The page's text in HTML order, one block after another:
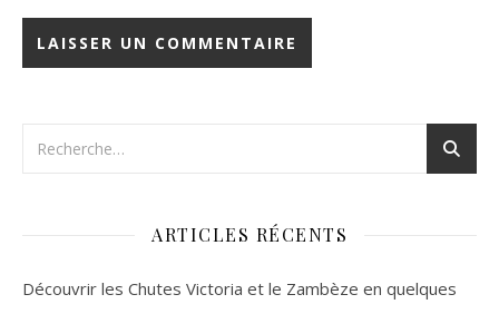
ARTICLES RÉCENTS
Découvrir les Chutes Victoria et le Zambèze en quelques